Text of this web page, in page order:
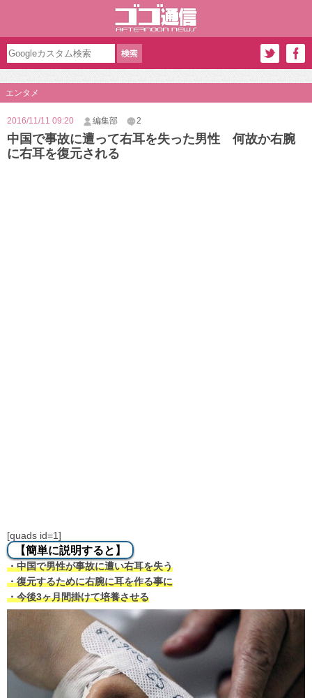
エンタメ
2016/11/11 09:20 編集部 2
中国で事故に遭って右耳を失った男性 何故か右腕
に右耳を復元される
[quads id=1]
【簡単に説明すると】
・中国で男性が事故に遭い右耳を失う
・復元するために右腕に耳を作る事に
・今後3ヶ月間掛けて培養させる